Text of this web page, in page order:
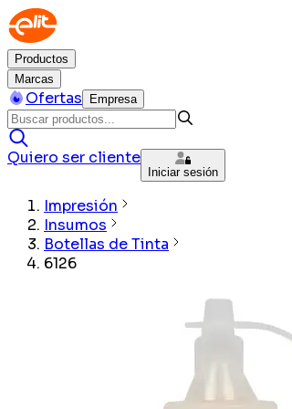
Productos
Marcas
Ofertas Empresa
Quiero ser cliente
Iniciar sesión
Impresión
Insumos
Botellas de Tinta
6126